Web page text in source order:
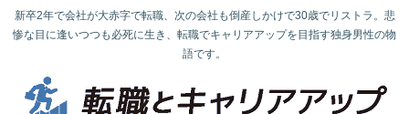
新卒2年で会社が大赤字で転職、次の会社も倒産しかけで30歳でリストラ。悲
惨な目に逢いつつも必死に生き、転職でキャリアアップを目指す独身男性の物
語です。